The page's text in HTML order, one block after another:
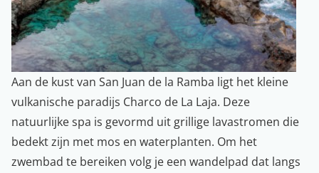
Aan de kust van San Juan de la Ramba ligt het kleine
vulkanische paradijs Charco de La Laja. Deze
natuurlijke spa is gevormd uit grillige lavastromen die
bedekt zijn met mos en waterplanten. Om het
zwembad te bereiken volg je een wandelpad dat langs